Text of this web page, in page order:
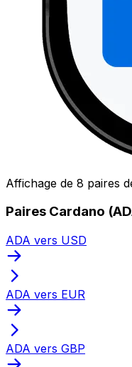
Affichage de 8 paires
Paires Cardano
ADA vers USD
ADA vers EUR
ADA vers GBP